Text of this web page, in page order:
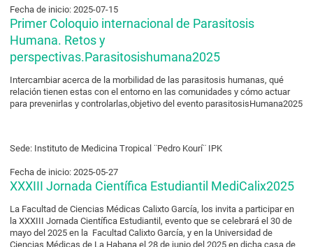
Fecha de inicio: 2025-07-15
Primer Coloquio internacional de Parasitosis
Humana. Retos y
perspectivas.Parasitosishumana2025
Intercambiar acerca de la morbilidad de las parasitosis humanas, qué
relación tienen estas con el entorno en las comunidades y cómo actuar
para prevenirlas y controlarlas,objetivo del evento parasitosisHumana2025
Sede: Instituto de Medicina Tropical ¨Pedro Kourí¨ IPK
Fecha de inicio: 2025-05-27
XXXIII Jornada Científica Estudiantil MediCalix2025
La Facultad de Ciencias Médicas Calixto García, los invita a participar en
la XXXIII Jornada Científica Estudiantil, evento que se celebrará el 30 de
mayo del 2025 en la Facultad Calixto García, y en la Universidad de
Ciencias Médicas de La Habana el 28 de junio del 2025 en dicha casa de